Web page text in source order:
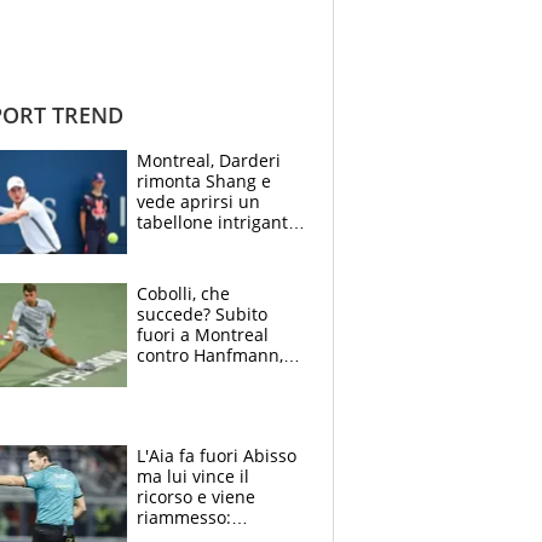
TREND
Montreal, Darderi
rimonta Shang e
vede aprirsi un
tabellone intrigante:
felice del mio livello"
Cobolli, che
succede? Subito
fuori a Montreal
contro Hanfmann,
L'Aia fa fuori Abisso
ma lui vince il
ricorso e viene
riammesso: